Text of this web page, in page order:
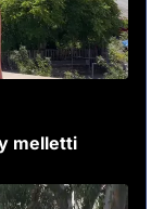
melletti